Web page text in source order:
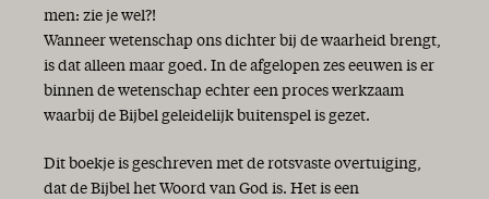
men: zie je wel?!
Wanneer wetenschap ons dichter bij de waarheid brengt,
is dat alleen maar goed. In de afgelopen zes eeuwen is er
binnen de wetenschap echter een proces werkzaam
waarbij de Bijbel geleidelijk buitenspel is gezet.
Dit boekje is geschreven met de rotsvaste overtuiging,
dat de Bijbel het Woord van God is. Het is een